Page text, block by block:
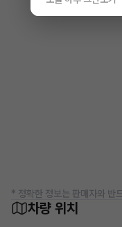
* 정확한 정보는 판매자와 반
차량 위치